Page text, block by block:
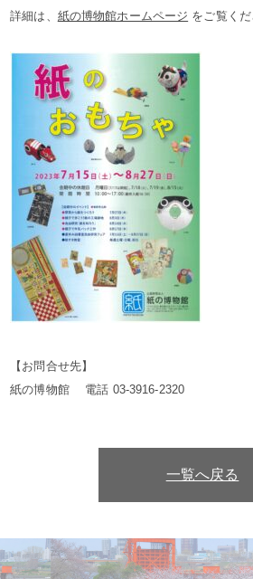
詳細は、 紙の博物館ホームページ をご覧くだ
【お問合せ先】
紙の博物館 電話 03-3916-2320
一覧へ戻る